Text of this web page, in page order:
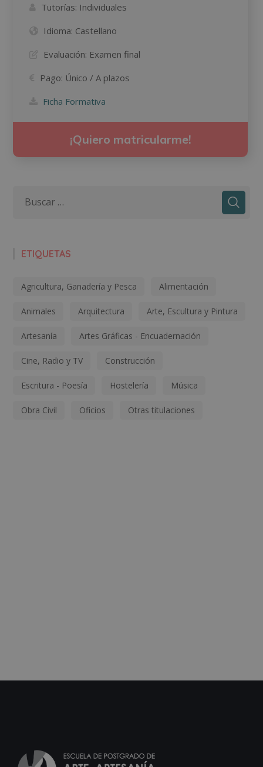
Tutorías: Individuales
Idioma: Castellano
Evaluación: Examen final
Pago: Único / A plazos
Ficha Formativa
¡Quiero matricularme!
ETIQUETAS
Agricultura, Ganadería y Pesca Alimentación
Animales Arquitectura Arte, Escultura y Pintura
Artesanía Artes Gráficas - Encuadernación
Cine, Radio y TV Construcción
Escritura - Poesía Hostelería Música
Obra Civil Oficios Otras titulaciones